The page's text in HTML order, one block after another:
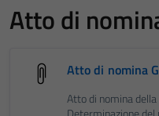
Atto di
Atto di nomina
Atto di nomina